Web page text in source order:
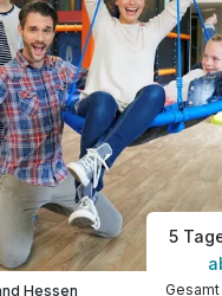
„Sharkie Island"
ab 3 Jahren
am Nachmittag
über 400 m² großen
Badetüchern &
Hessen
5
Gesamt